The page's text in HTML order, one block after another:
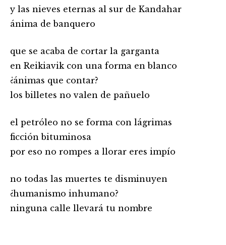
y las nieves eternas al sur de Kandahar
ánima de banquero
que se acaba de cortar la garganta
en Reikiavik con una forma en blanco
¿ánimas que contar?
los billetes no valen de pañuelo
el petróleo no se forma con lágrimas
ficción bituminosa
por eso no rompes a llorar eres impío
no todas las muertes te disminuyen
¿humanismo inhumano?
ninguna calle llevará tu nombre